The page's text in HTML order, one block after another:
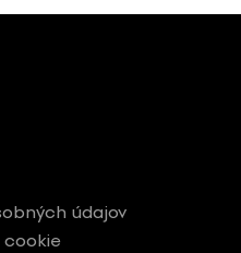
údajov
cookie